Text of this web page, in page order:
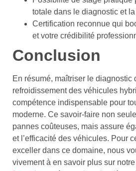
totale dans le diagnostic et
Certification reconnue qui
et votre crédibilité
Conclusion
En résumé, maîtriser le diagnostic
refroidissement des véhicules
compétence indispensable pour
moderne. Ce savoir-faire non
pannes coûteuses, mais assure
et l’efficacité des véhicules. Pour
exceller dans ce domaine, nous
vivement à en savoir plus sur notre